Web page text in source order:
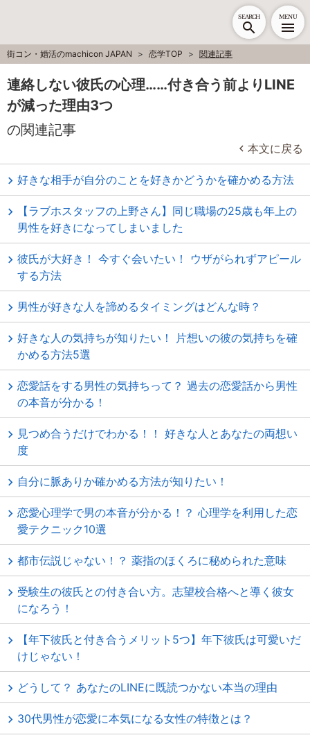
SEARCH MENU
街コン・婚活のmachicon JAPAN 恋学TOP 関連記事
連絡しない彼氏の心理……付き合う前よりLINE
が減った理由3つ
の関連記事
本文に戻る
好きな相手が自分のことを好きかどうかを確かめる方法
【ラブホスタッフの上野さん】同じ職場の25歳も年上の
男性を好きになってしまいました
彼氏が大好き！ 今すぐ会いたい！ ウザがられずアピール
する方法
男性が好きな人を諦めるタイミングはどんな時？
好きな人の気持ちが知りたい！ 片想いの彼の気持ちを確
かめる方法5選
恋愛話をする男性の気持ちって？ 過去の恋愛話から男性
の本音が分かる！
見つめ合うだけでわかる！！ 好きな人とあなたの両想い
度
自分に脈ありか確かめる方法が知りたい！
恋愛心理学で男の本音が分かる！？ 心理学を利用した恋
愛テクニック10選
都市伝説じゃない！？ 薬指のほくろに秘められた意味
受験生の彼氏との付き合い方。志望校合格へと導く彼女
になろう！
【年下彼氏と付き合うメリット5つ】年下彼氏は可愛いだ
けじゃない！
どうして？ あなたのLINEに既読つかない本当の理由
30代男性が恋愛に本気になる女性の特徴とは？